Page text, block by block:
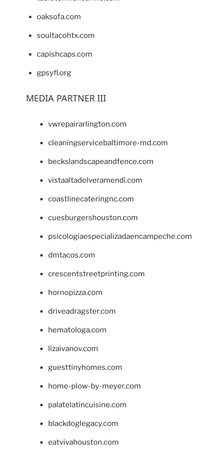
oaksofa.com
soultacohtx.com
capishcaps.com
gpsyfl.org
MEDIA PARTNER III
vwrepairarlington.com
cleaningservicebaltimore-md.com
beckslandscapeandfence.com
vistaaltadelveramendi.com
coastlinecateringnc.com
cuesburgershouston.com
psicologiaespecializadaencampeche.com
dmtacos.com
crescentstreetprinting.com
hornopizza.com
driveadragster.com
hematologa.com
lizaivanov.com
guesttinyhomes.com
home-plow-by-meyer.com
palatelatincuisine.com
blackdoglegacy.com
eatvivahouston.com